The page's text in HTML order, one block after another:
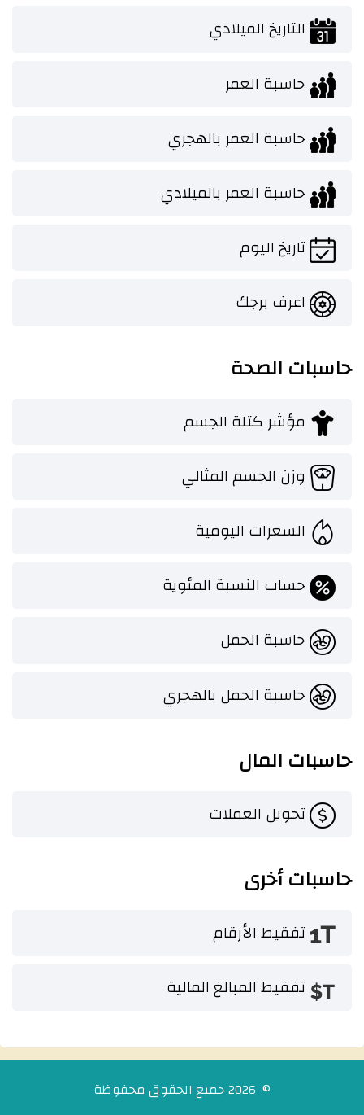
التاريخ الميلادي
حاسبة العمر
حاسبة العمر بالهجري
حاسبة العمر بالميلادي
تاريخ اليوم
اعرف برجك
حاسبات الصحة
مؤشر كتلة الجسم
وزن الجسم المثالي
السعرات اليومية
حساب النسبة المئوية
حاسبة الحمل
حاسبة الحمل بالهجري
حاسبات المال
تحويل العملات
حاسبات أخرى
تفقيط الأرقام
تفقيط المبالغ المالية
© 2026 جميع الحقوق محفوظة